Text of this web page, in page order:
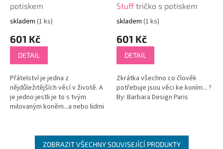
potiskem
skladem (1 ks)
601 Kč
DETAIL
Přátelství je jedna z
nějdůležitějších věcí v životě. A
je jedno jestli je to s tvým
milovaným koněm...a nebo lidmi
Stufftričko s potiskem
skladem (1 ks)
601 Kč
DETAIL
Zkrátka všechno co člověk
potřebuje jsou věci ke koním... ?
By: Barbara Design Paris
ZOBRAZIT VŠECHNY SOUVISEJÍCÍ PRODUKTY